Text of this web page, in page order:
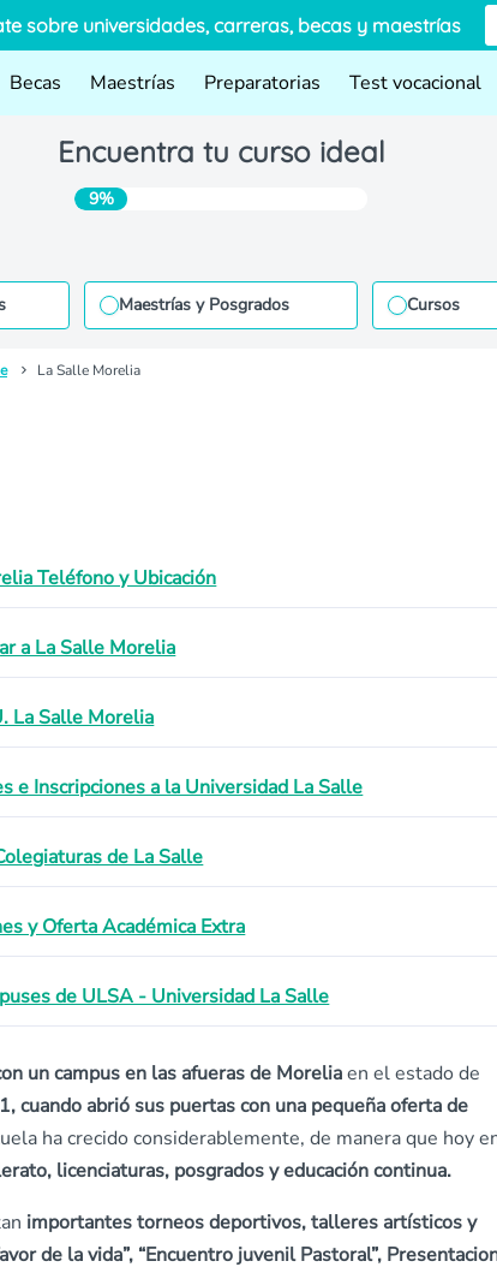
sobre universidades, carreras, becas y maestrías
Becas Maestrías Preparatorias Test vocacional
Encuentra tu curso ideal
9%
Maestrías y Posgrados Cursos
La Salle Morelia
Teléfono y Ubicación
a La Salle Morelia
La Salle Morelia
e Inscripciones a la Universidad La Salle
de La Salle
y Oferta Académica Extra
de ULSA - Universidad La Salle
un campus en las afueras de Moreliaen el estado de
cuando abrió sus puertas con una pequeña oferta de
ha crecido considerablemente, de manera que hoy
licenciaturas, posgrados y educación continua.
importantes torneos deportivos, talleres artísticos y
de la vida”, “Encuentro juvenil Pastoral”,